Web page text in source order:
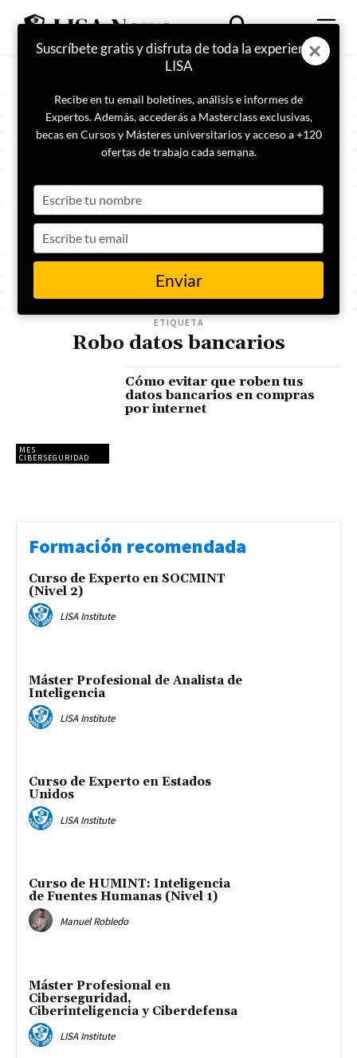
ETIQUETA
Robo datos bancarios
MES
CIBERSEGURIDAD
Cómo evitar que roben tus
datos bancarios en compras
por internet
Formación recomendada
Curso de Experto en SOCMINT
(Nivel 2)
LISA Institute
Máster Profesional de Analista de
Inteligencia
LISA Institute
Curso de Experto en Estados
Unidos
LISA Institute
Curso de HUMINT: Inteligencia
de Fuentes Humanas (Nivel 1)
Manuel Robledo
Máster Profesional en
Ciberseguridad,
Ciberinteligencia y Ciberdefensa
LISA Institute
Suscríbete gratis y disfruta de toda la experiencia
LISA
Recibe en tu email boletines, análisis e informes de
Expertos. Además, accederás a Masterclass exclusivas,
becas en Cursos y Másteres universitarios y acceso a +120
ofertas de trabajo cada semana.
your
name
your
email
Enviar